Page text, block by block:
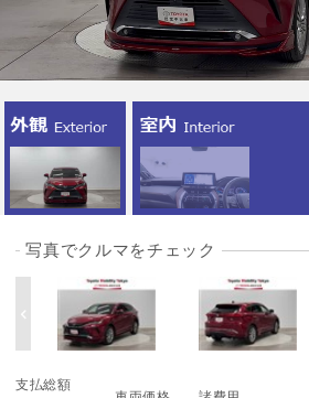
写真でクルマをチェック
支払総額